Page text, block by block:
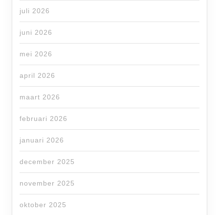
juli 2026
juni 2026
mei 2026
april 2026
maart 2026
februari 2026
januari 2026
december 2025
november 2025
oktober 2025